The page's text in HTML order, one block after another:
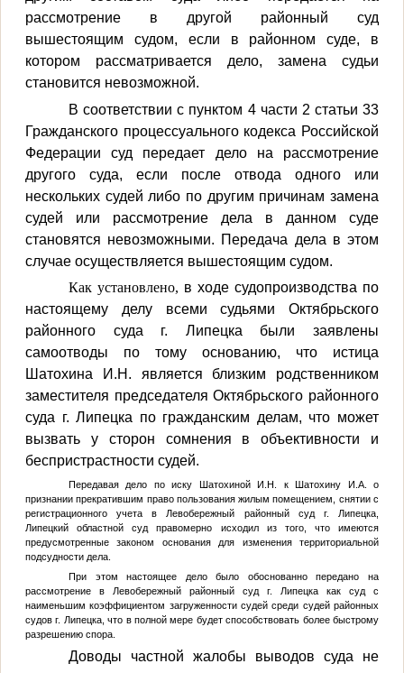
рассмотрение в другой районный суд
вышестоящим судом, если в районном суде, в
котором рассматривается дело, замена судьи
становится невозможной.
В соответствии с пунктом 4 части 2 статьи 33
Гражданского процессуального кодекса Российской
Федерации суд передает дело на рассмотрение
другого суда, если после отвода одного или
нескольких судей либо по другим причинам замена
судей или рассмотрение дела в данном суде
становятся невозможными. Передача дела в этом
случае осуществляется вышестоящим судом.
Как установлено, в ходе судопроизводства по
настоящему делу всеми судьями Октябрьского
районного суда г. Липецка были заявлены
самоотводы по тому основанию, что истица
Шатохина И.Н. является близким родственником
заместителя председателя Октябрьского районного
суда г. Липецка по гражданским делам, что может
вызвать у сторон сомнения в объективности и
беспристрастности судей.
Передавая дело по иску Шатохиной И.Н. к Шатохину И.А. о
признании прекратившим право пользования жилым помещением, снятии с
регистрационного учета в Левобережный районный суд г. Липецка,
Липецкий областной суд правомерно исходил из того, что имеются
предусмотренные законом основания для изменения территориальной
подсудности дела.
При этом настоящее дело было обоснованно передано на
рассмотрение в Левобережный районный суд г. Липецка как суд с
наименьшим коэффициентом загруженности судей среди судей районных
судов г. Липецка, что в полной мере будет способствовать более быстрому
разрешению спора.
Доводы частной жалобы выводов суда не